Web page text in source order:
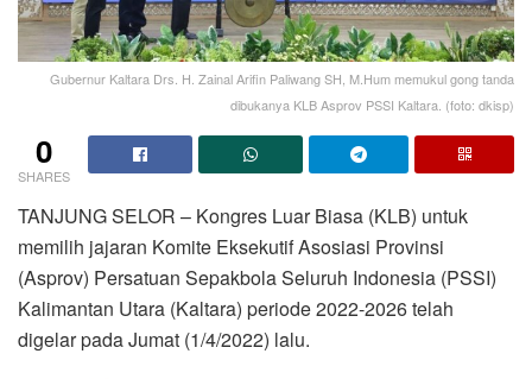
Gubernur Kaltara Drs. H. Zainal Arifin Paliwang SH, M.Hum memukul gong tanda
dibukanya KLB Asprov PSSI Kaltara. (foto: dkisp)
0
SHARES
TANJUNG SELOR – Kongres Luar Biasa (KLB) untuk
memilih jajaran Komite Eksekutif Asosiasi Provinsi
(Asprov) Persatuan Sepakbola Seluruh Indonesia (PSSI)
Kalimantan Utara (Kaltara) periode 2022-2026 telah
digelar pada Jumat (1/4/2022) lalu.